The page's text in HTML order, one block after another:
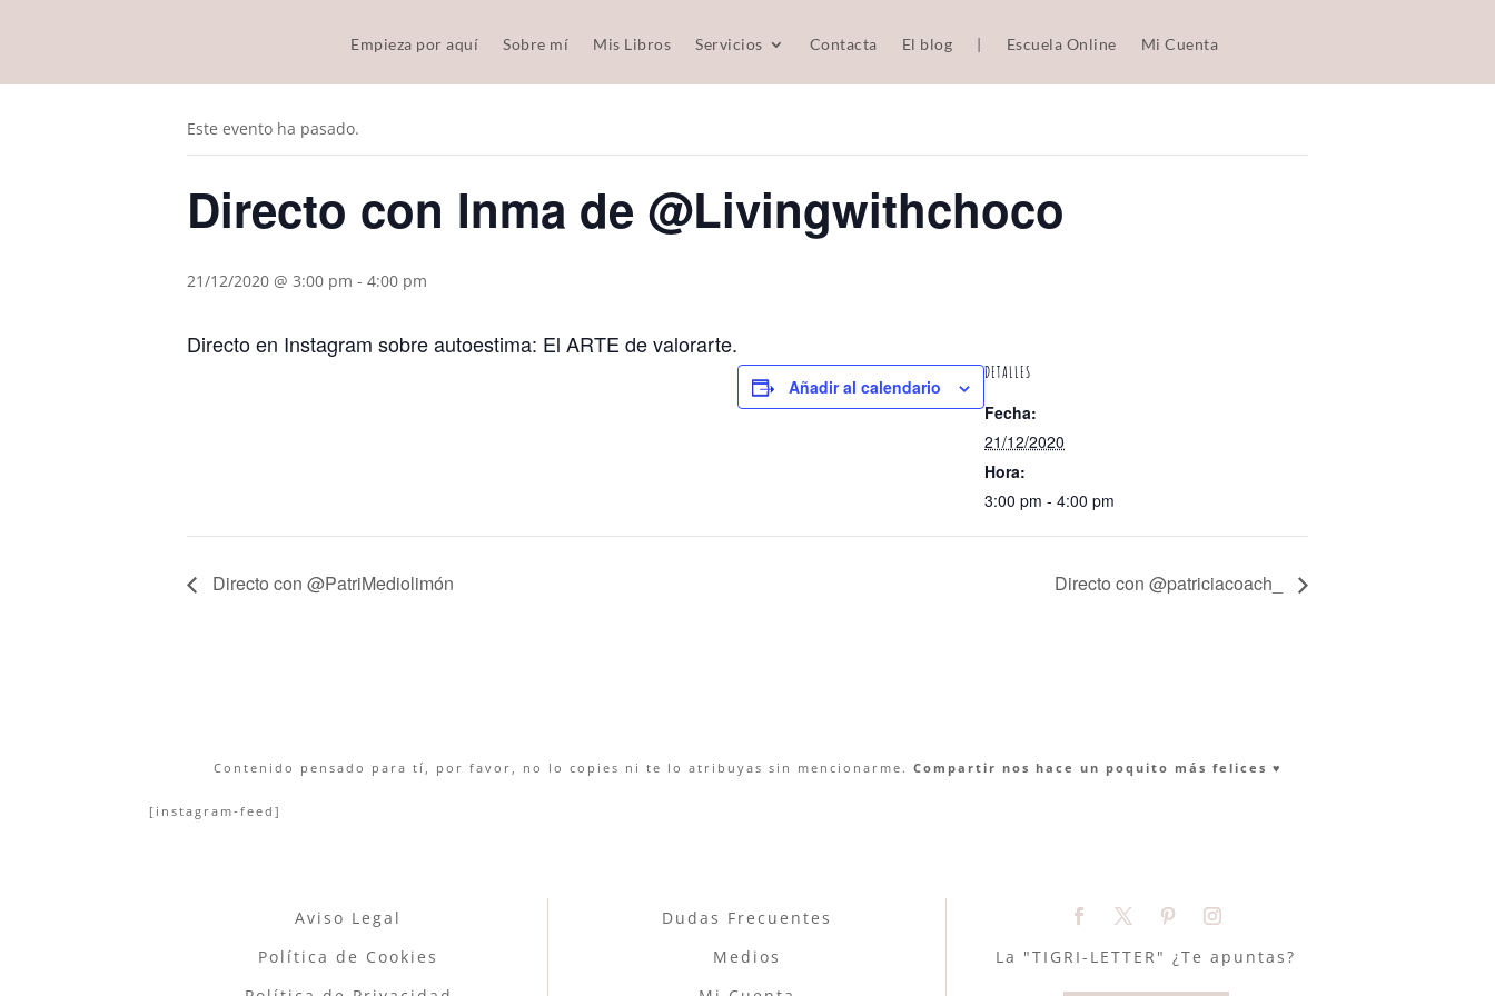
Empieza por aquí Sobre mí Mis Libros Servicios Contacta El blog | Escuela Online Mi Cuenta
« Todos los Eventos
Este evento ha pasado.
Directo con Inma de @Livingwithchoco
21/12/2020 @ 3:00 pm - 4:00 pm
Directo en Instagram sobre autoestima: El ARTE de valorarte.
Añadir al calendario
DETALLES
Fecha:
21/12/2020
Hora:
3:00 pm - 4:00 pm
Directo con @PatriMediolimón Directo con @patriciacoach_
Contenido pensado para tí, por favor, no lo copies ni te lo atribuyas sin mencionarme. Compartir nos hace un poquito más felices ♥︎
[instagram-feed]
Aviso Legal
Política de Cookies
Dudas Frecuentes
Medios
La "TIGRI-LETTER" ¿Te apuntas?